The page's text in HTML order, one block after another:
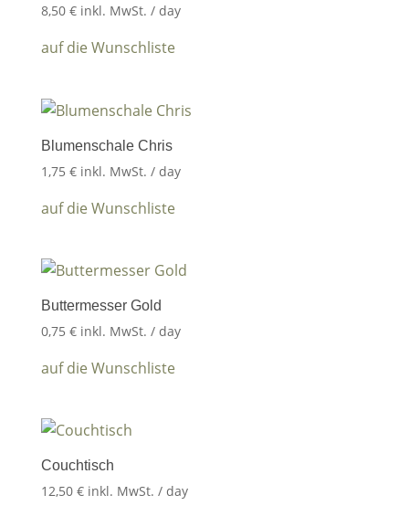
8,50 € inkl. MwSt. / day
auf die Wunschliste
Blumenschale Chris
1,75 € inkl. MwSt. / day
auf die Wunschliste
Buttermesser Gold
0,75 € inkl. MwSt. / day
auf die Wunschliste
Couchtisch
12,50 € inkl. MwSt. / day